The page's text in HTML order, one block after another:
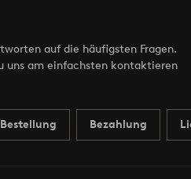
auf die häufigsten Fragen.
uns am einfachsten kontaktieren
Bestellung Bezahlung